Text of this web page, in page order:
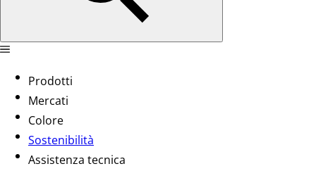
Prodotti
Mercati
Colore
Sostenibilità
Assistenza tecnica